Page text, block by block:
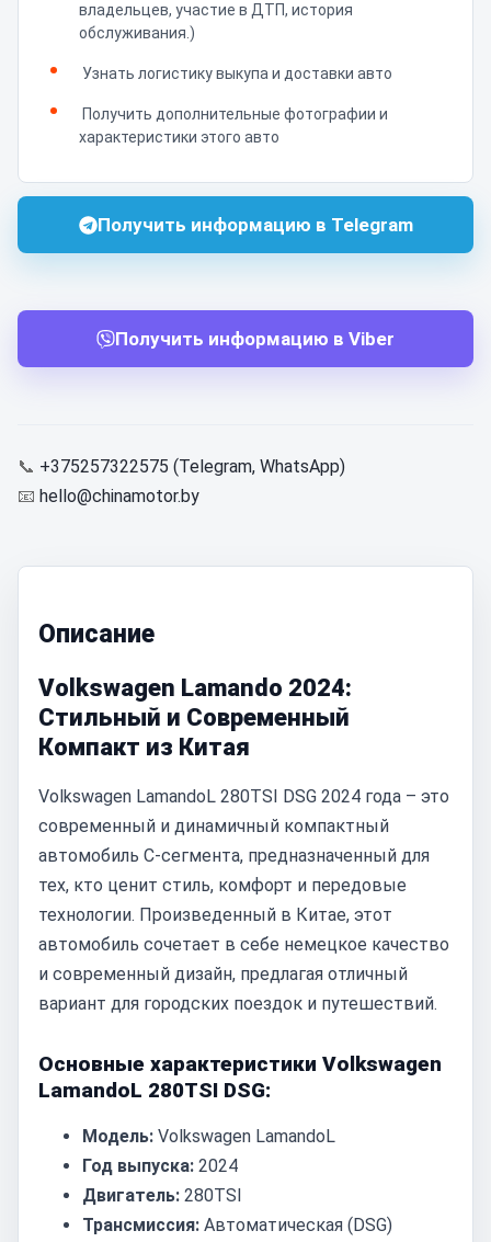
владельцев, участие в ДТП, история
обслуживания.)
Узнать логистику выкупа и доставки авто
Получить дополнительные фотографии и
характеристики этого авто
Получить информацию в Telegram
Получить информацию в Viber
📞 +375257322575 (Telegram, WhatsApp)
📧 hello@chinamotor.by
Описание
Volkswagen Lamando 2024:
Стильный и Современный
Компакт из Китая
Volkswagen LamandoL 280TSI DSG 2024 года – это
современный и динамичный компактный
автомобиль C-сегмента, предназначенный для
тех, кто ценит стиль, комфорт и передовые
технологии. Произведенный в Китае, этот
автомобиль сочетает в себе немецкое качество
и современный дизайн, предлагая отличный
вариант для городских поездок и путешествий.
Основные характеристики Volkswagen
LamandoL 280TSI DSG:
Модель: Volkswagen LamandoL
Год выпуска: 2024
Двигатель: 280TSI
Трансмиссия: Автоматическая (DSG)